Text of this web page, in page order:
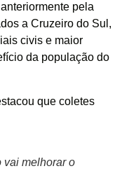
pela
a Cruzeiro do Sul,
civis e maior
da população do
que coletes
vai melhorar o